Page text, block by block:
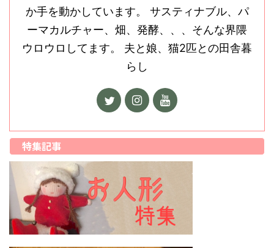
か手を動かしています。 サスティナブル、パ
ーマカルチャー、畑、発酵、、、そんな界隈
ウロウロしてます。 夫と娘、猫2匹との田舎暮
らし
特集記事